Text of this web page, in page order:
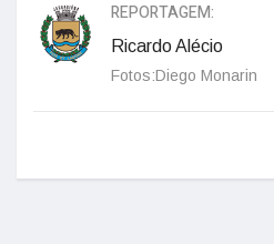
REPORTAGEM:
Ricardo Alécio
Fotos:Diego Monarin